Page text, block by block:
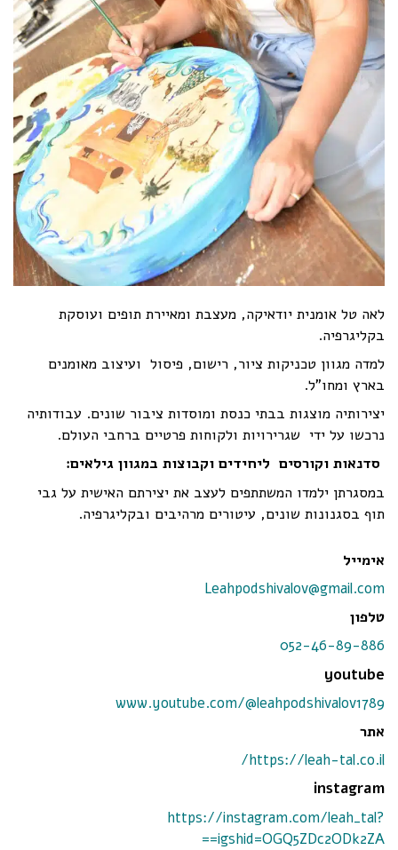
לאה טל אומנית יודאיקה, מעצבת ומאיירת תופים ועוסקת
בקליגרפיה.
למדה מגוון טכניקות ציור, רישום, פיסול ועיצוב מאומנים
בארץ ומחו"ל.
יצירותיה מוצגות בבתי כנסת ומוסדות ציבור שונים. עבודותיה
נרכשו על ידי שגרירויות ולקוחות פרטיים ברחבי העולם.
סדנאות וקורסים ליחידים וקבוצות במגוון גילאים:
במסגרתן ילמדו המשתתפים לעצב את יצירתם האישית על גבי
תוף בסגנונות שונים, עיטורים מרהיבים ובקליגרפיה.
אימייל
Leahpodshivalov@gmail.com
טלפון
052-46-89-886
youtube
www.youtube.com/@leahpodshivalov1789
אתר
https://leah-tal.co.il/
instagram
https://instagram.com/leah_tal?
igshid=OGQ5ZDc2ODk2ZA==